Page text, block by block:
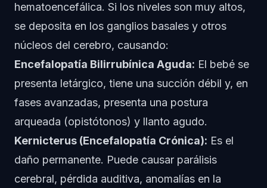
hematoencefálica. Si los niveles son muy altos,
se deposita en los ganglios basales y otros
núcleos del cerebro, causando:
Encefalopatía Bilirrubínica Aguda: El bebé se
presenta letárgico, tiene una succión débil y, en
fases avanzadas, presenta una postura
arqueada (opistótonos) y llanto agudo.
Kernicterus (Encefalopatía Crónica): Es el
daño permanente. Puede causar parálisis
cerebral, pérdida auditiva, anomalías en la